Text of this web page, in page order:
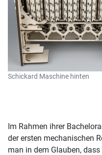
Schickard Maschine hinten
Im Rahmen ihrer
der ersten mechanischen
man in dem Glauben,